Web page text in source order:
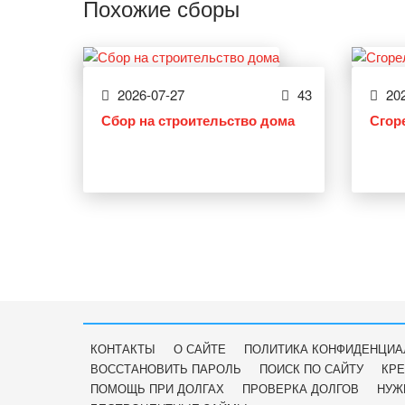
Похожие сборы
2026-07-27 43
Сбор на строительство дома
КОНТАКТЫ О САЙТЕ
ПОЛИТИКА
ВОССТАНОВИТЬ ПАРОЛЬ
ПОИСК ПО САЙТУ
ПОМОЩЬ ПРИ ДОЛГАХ
ПРОВЕРКА ДОЛГОВ